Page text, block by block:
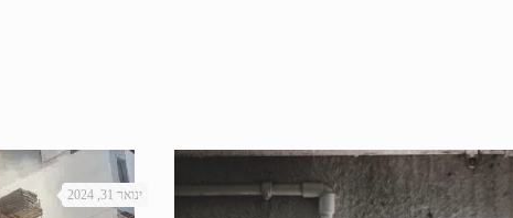
ינואר 31, 2024